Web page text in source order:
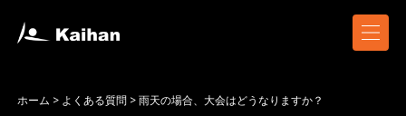
ホーム > よくある質問>雨天の場合、大会はどうなりますか？